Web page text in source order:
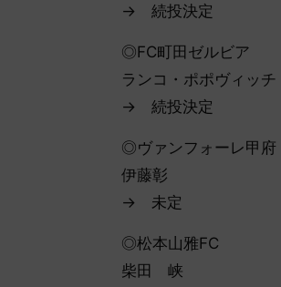
→ 続投決定
◎FC町田ゼルビア
ランコ・ポポヴィッチ
→ 続投決定
◎ヴァンフォーレ甲府
伊藤彰
→ 未定
◎松本山雅FC
柴田 峡